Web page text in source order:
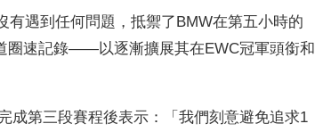
有遇到任何問題，抵禦了BMW在第五小時的
圈速記錄——以逐漸擴展其在EWC冠軍頭銜和
成第三段賽程後表示：「我們刻意避免追求1